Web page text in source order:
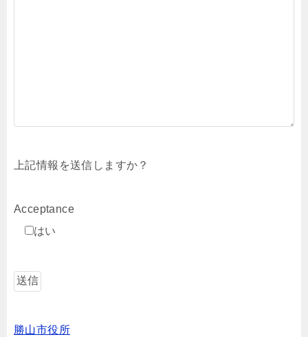
上記情報を送信しますか？
Acceptance
はい
勝山市役所